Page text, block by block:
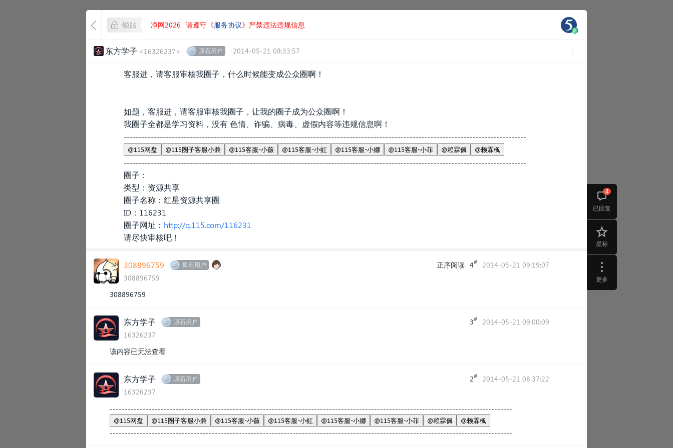
已回复
4
星标
更多
锁贴 净网2026 请遵守《服务协议》严禁违法违规信息
东方学子 <16326237> 原石用户 2014-05-21 08:33:57
客服进，请客服审核我圈子，什么时候能变成公众圈啊！
如题，客服进，请客服审核我圈子，让我的圈子成为公众圈啊！
我圈子全都是学习资料，没有 色情、诈骗、病毒、虚假内容等违规信息啊！
--------------------------------------------------------------------------------------------------------------------------------------
@115网盘 @115圈子客服小兼 @115客服-小薇 @115客服-小虹 @115客服-小娜 @115客服-小菲 @赖霖偑 @赖霖楓
--------------------------------------------------------------------------------------------------------------------------------------
圈子：
类型：资源共享
圈子名称：红星资源共享圈
ID：116231
圈子网址： http://q.115.com/116231
请尽快审核吧！
308896759 原石用户
308896759
正序阅读 4# 2014-05-21 09:19:07
308896759
东方学子 原石用户
16326237
3# 2014-05-21 09:00:09
该内容已无法查看
东方学子 原石用户
16326237
2# 2014-05-21 08:37:22
--------------------------------------------------------------------------------------------------------------------------------------
@115网盘 @115圈子客服小兼 @115客服-小薇 @115客服-小虹 @115客服-小娜 @115客服-小菲 @赖霖偑 @赖霖楓
--------------------------------------------------------------------------------------------------------------------------------------